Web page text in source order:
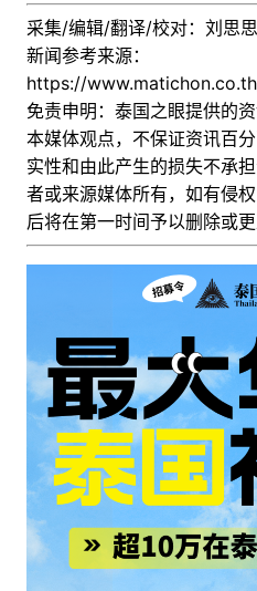
采集/编辑/翻译/校对：刘思
新闻参考来源：
https://
免责申明：泰国之眼提供的
本媒体观点，不保证资讯百
实性和由此产生的损失不承
者或来源媒体所有，如有侵
后将在第一时间予以删除或更